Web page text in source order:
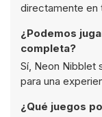
directamente en
¿Podemos
completa?
Sí, Neon Nibblet
para una
¿Qué juegos